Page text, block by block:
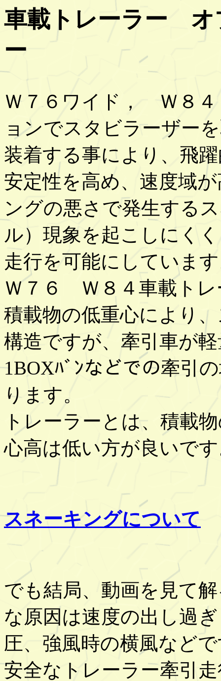
車載トレーラー
ー
Ｗ７６ワイド， Ｗ８
ョンでスタビラーザー
装着する事により、飛
安定性を高め、速度域
ングの悪さで発生する
ル）現象を起こしにく
走行を可能にしていま
Ｗ７６ Ｗ８４車載トレ
積載物の低重心により
構造ですが、牽引車が
1BOXﾊﾞﾝなどでの牽引
ります。
トレーラーとは、積載
心高は低い方が良いで
スネーキングについて
でも結局、動画を見て
な原因は速度の出し過
圧、強風時の横風など
安全なトレーラー牽引